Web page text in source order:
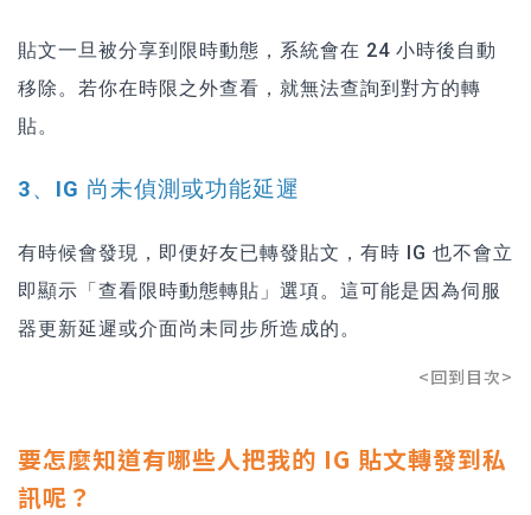
貼文一旦被分享到限時動態，系統會在 24 小時後自動
移除。若你在時限之外查看，就無法查詢到對方的轉
貼。
3、IG 尚未偵測或功能延遲
有時候會發現，即便好友已轉發貼文，有時 IG 也不會立
即顯示「查看限時動態轉貼」選項。這可能是因為伺服
器更新延遲或介面尚未同步所造成的。
<回到目次>
要怎麼知道有哪些人把我的 IG 貼文轉發到私
訊呢？